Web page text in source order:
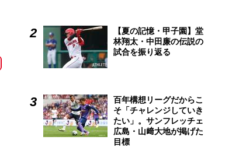
【夏の記憶・甲子園】堂
林翔太・中田廉の伝説の
試合を振り返る
百年構想リーグだからこ
そ「チャレンジしていき
たい」。サンフレッチェ
広島・山﨑大地が掲げた
目標